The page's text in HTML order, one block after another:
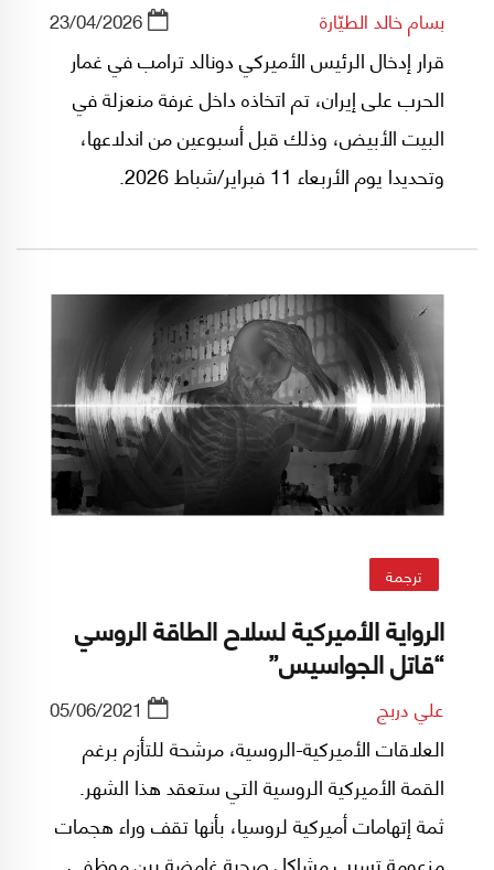
بسام خالد الطيّارة 23/04/2026
قرار إدخال الرئيس الأميركي دونالد ترامب في غمار
الحرب على إيران، تم اتخاذه داخل غرفة منعزلة في
البيت الأبيض، وذلك قبل أسبوعين من اندلاعها،
وتحديدا يوم الأربعاء 11 فبراير/شباط 2026.
ترجمة
الرواية الأميركية لسلاح الطاقة الروسي
“قاتل الجواسيس”
علي دربج 05/06/2021
العلاقات الأميركية-الروسية، مرشحة للتأزم برغم
القمة الأميركية الروسية التي ستعقد هذا الشهر.
ثمة إتهامات أميركية لروسيا، بأنها تقف وراء هجمات
مزعومة تسبب مشاكل صحية غامضة بين موظفي